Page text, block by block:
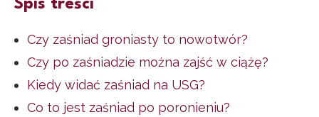
Spis treści
Czy zaśniad groniasty to nowotwór?
Czy po zaśniadzie można zajść w ciążę?
Kiedy widać zaśniad na USG?
Co to jest zaśniad po poronieniu?